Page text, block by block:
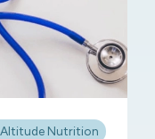
Altitude Nutrition